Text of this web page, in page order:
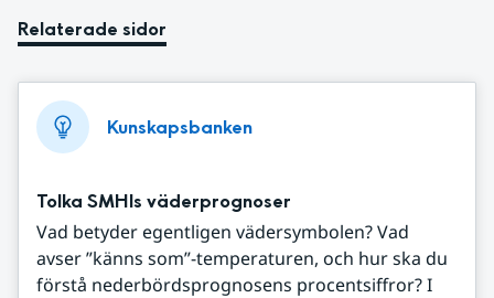
Relaterade sidor
Kunskapsbanken
Tolka SMHIs väderprognoser
Vad betyder egentligen vädersymbolen? Vad
avser ”känns som”-temperaturen, och hur ska du
förstå nederbördsprognosens procentsiffror? I